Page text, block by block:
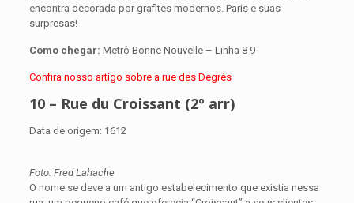
encontra decorada por grafites modernos. Paris e suas
surpresas!
Como chegar: Metrô Bonne Nouvelle – Linha 8 9
Confira nosso artigo sobre a rue des Degrés
10 – Rue du Croissant (2º arr)
Data de origem: 1612
Foto: Fred Lahache
O nome se deve a um antigo estabelecimento que existia nessa